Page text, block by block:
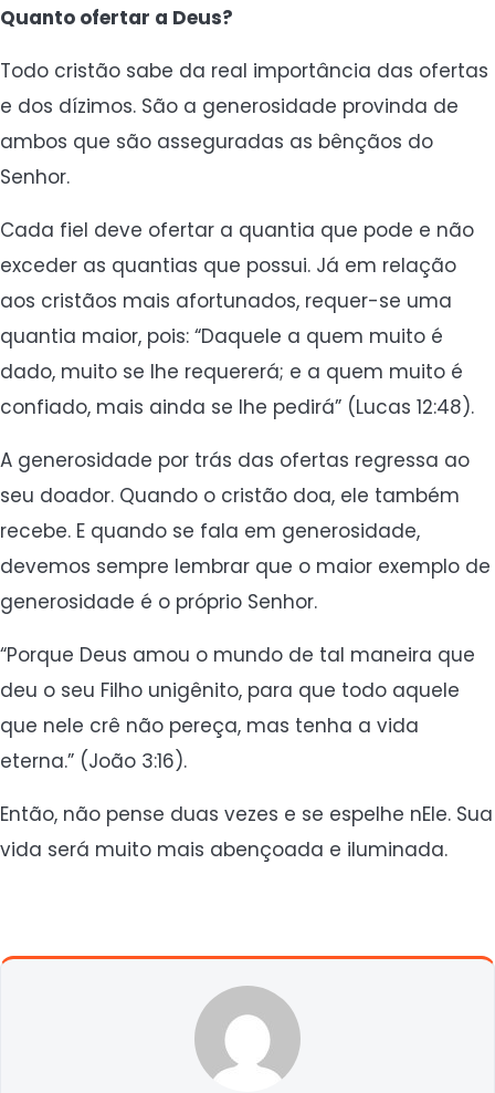
Quanto ofertar a Deus?
Todo cristão sabe da real importância das ofertas
e dos dízimos. São a generosidade provinda de
ambos que são asseguradas as bênçãos do
Senhor.
Cada fiel deve ofertar a quantia que pode e não
exceder as quantias que possui. Já em relação
aos cristãos mais afortunados, requer-se uma
quantia maior, pois: “Daquele a quem muito é
dado, muito se lhe requererá; e a quem muito é
confiado, mais ainda se lhe pedirá” (Lucas 12:48).
A generosidade por trás das ofertas regressa ao
seu doador. Quando o cristão doa, ele também
recebe. E quando se fala em generosidade,
devemos sempre lembrar que o maior exemplo de
generosidade é o próprio Senhor.
“Porque Deus amou o mundo de tal maneira que
deu o seu Filho unigênito, para que todo aquele
que nele crê não pereça, mas tenha a vida
eterna.” (João 3:16).
Então, não pense duas vezes e se espelhe nEle. Sua
vida será muito mais abençoada e iluminada.